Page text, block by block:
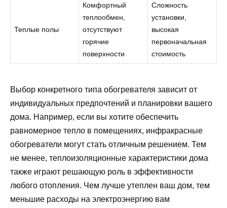
Теплые полы
Комфортный
теплообмен,
отсутствуют
горячие
поверхности
Сложность
установки,
высокая
первоначальная
стоимость
Выбор конкретного типа обогревателя зависит от
индивидуальных предпочтений и планировки вашего
дома. Например, если вы хотите обеспечить
равномерное тепло в помещениях, инфракрасные
обогреватели могут стать отличным решением. Тем
не менее, теплоизоляционные характеристики дома
также играют решающую роль в эффективности
любого отопления. Чем лучше утеплен ваш дом, тем
меньшие расходы на электроэнергию вам